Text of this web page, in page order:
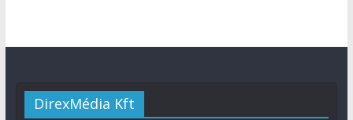
DirexMédia Kft